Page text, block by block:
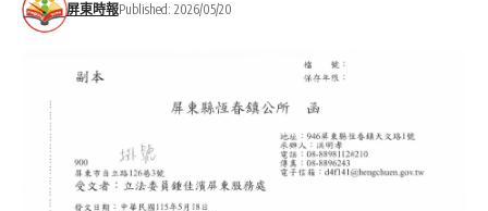
屏東時報Published: 2026/05/20